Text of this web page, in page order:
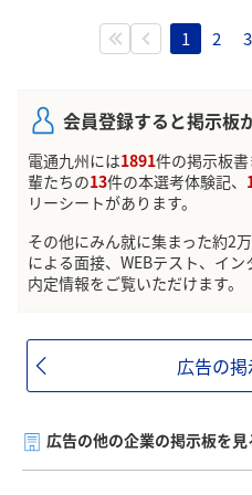
1 2 3
会員登録すると掲示板
電通九州には1891件の掲示板
輩たちの13件の本選考体験記、
リーシートがあります。
その他にみん就に集まった約2
による面接、WEBテスト、イ
内定情報をご覧いただけます。
広告の
広告の他の企業の掲示板を見